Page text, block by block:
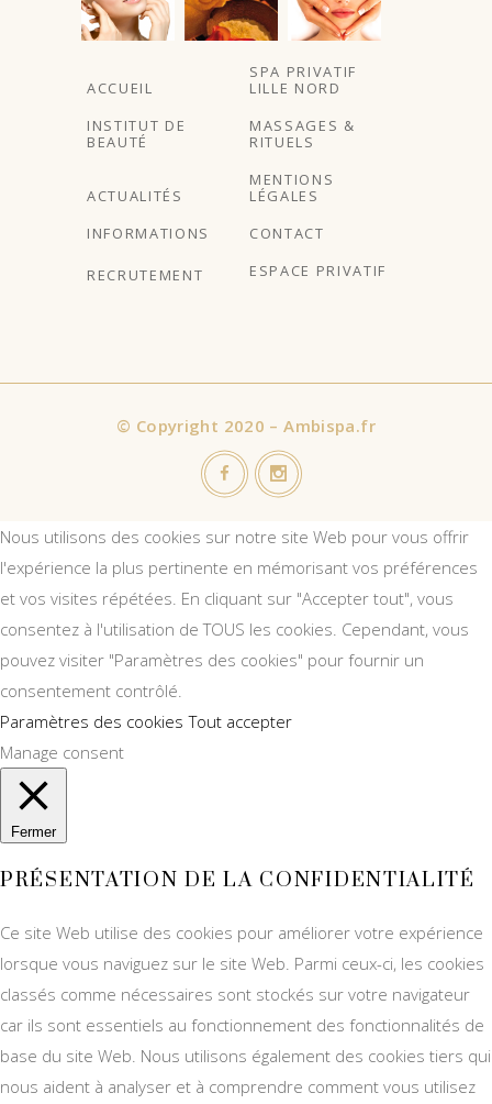
ACCUEIL
SPA PRIVATIF
LILLE NORD
INSTITUT DE
BEAUTÉ
MASSAGES &
RITUELS
ACTUALITÉS
MENTIONS
LÉGALES
INFORMATIONS
CONTACT
RECRUTEMENT ESPACE PRIVATIF
© Copyright 2020 – Ambispa.fr
Nous utilisons des cookies sur notre site Web pour vous offrir
l'expérience la plus pertinente en mémorisant vos préférences
et vos visites répétées. En cliquant sur "Accepter tout", vous
consentez à l'utilisation de TOUS les cookies. Cependant, vous
pouvez visiter "Paramètres des cookies" pour fournir un
consentement contrôlé.
Paramètres des cookies Tout accepter
Manage consent
Fermer
PRÉSENTATION DE LA CONFIDENTIALITÉ
Ce site Web utilise des cookies pour améliorer votre expérience
lorsque vous naviguez sur le site Web. Parmi ceux-ci, les cookies
classés comme nécessaires sont stockés sur votre navigateur
car ils sont essentiels au fonctionnement des fonctionnalités de
base du site Web. Nous utilisons également des cookies tiers qui
nous aident à analyser et à comprendre comment vous utilisez